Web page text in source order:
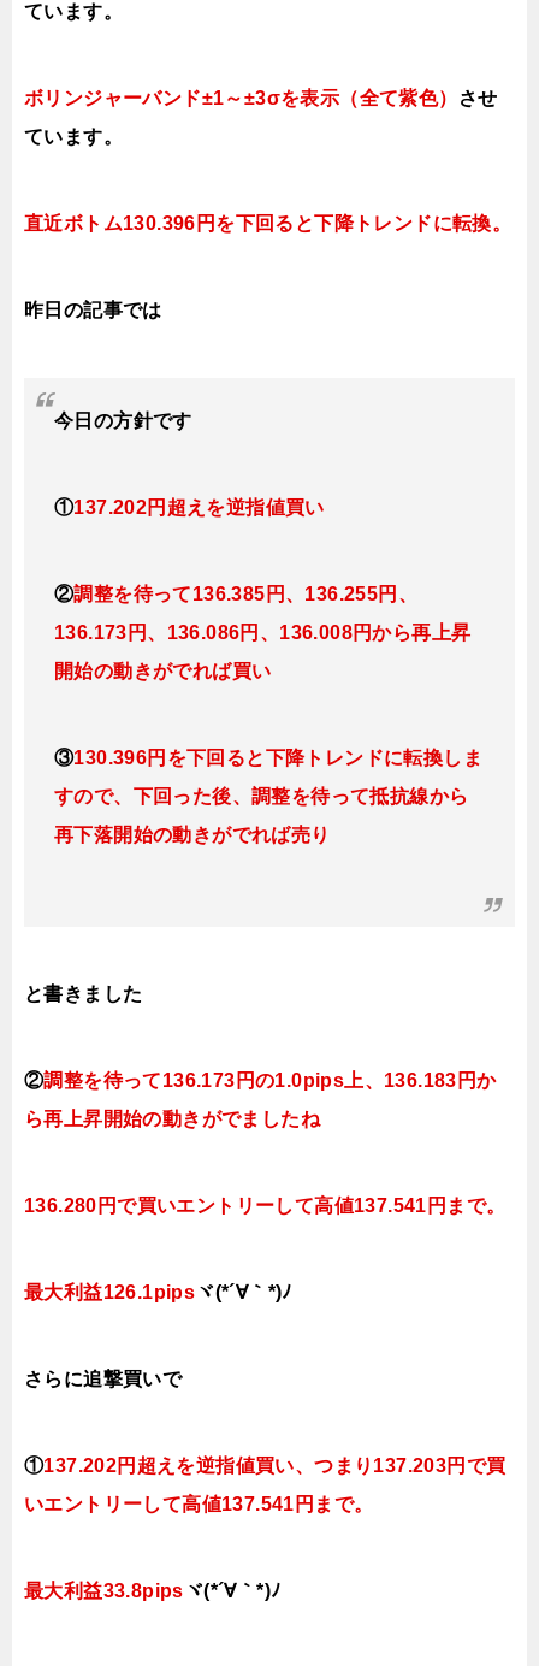
ています。
ボリンジャーバンド±1～±3σを表示（全て紫色）
させ
ています。
直近ボトム130.396円を下回ると下降トレンドに転換。
昨日の記事では
今日 の方針です
①137.202円超えを逆指値買い
②調整を待って136.385円、136.255円、
136.173円、136.086円、136.008円から再上昇
開始の動きがでれば買い
③130.396円を下回ると下降トレンドに転換しま
すので、下回った後、調整を待って抵抗線から
再下落開始の動きがでれば売り
と書きました
②調整を待って136.173円の1.0pips上、136.183円か
ら再上昇開始の動きがでましたね
136.280円で買いエントリーして高値137.541円まで。
最大利益126.1pips ヾ(*´∀｀*)ﾉ
さらに追撃買いで
①137.202円超えを逆指値買い、つまり137.203円で買
いエントリーして高値137.541円まで。
最大利益33.8pips ヾ(*´∀｀*)ﾉ